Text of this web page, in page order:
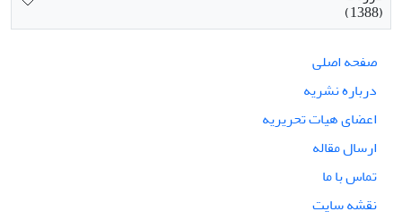
(1388)
صفحه اصلی
درباره نشریه
اعضای هیات تحریریه
ارسال مقاله
تماس با ما
نقشه سایت